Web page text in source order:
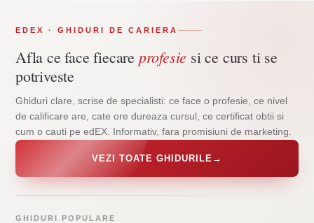
EDEX · GHIDURI DE CARIERA
Afla ce face fiecare profesie si ce curs ti se
potriveste
Ghiduri clare, scrise de specialisti: ce face o profesie, ce nivel
de calificare are, cate ore dureaza cursul, ce certificat obtii si
cum o cauti pe edEX. Informativ, fara promisiuni de marketing.
VEZI TOATE GHIDURILE →
GHIDURI POPULARE